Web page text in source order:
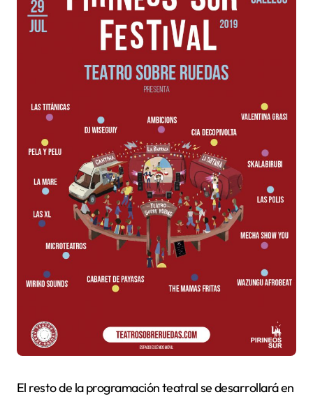
El resto de la programación teatral se desarrollará en